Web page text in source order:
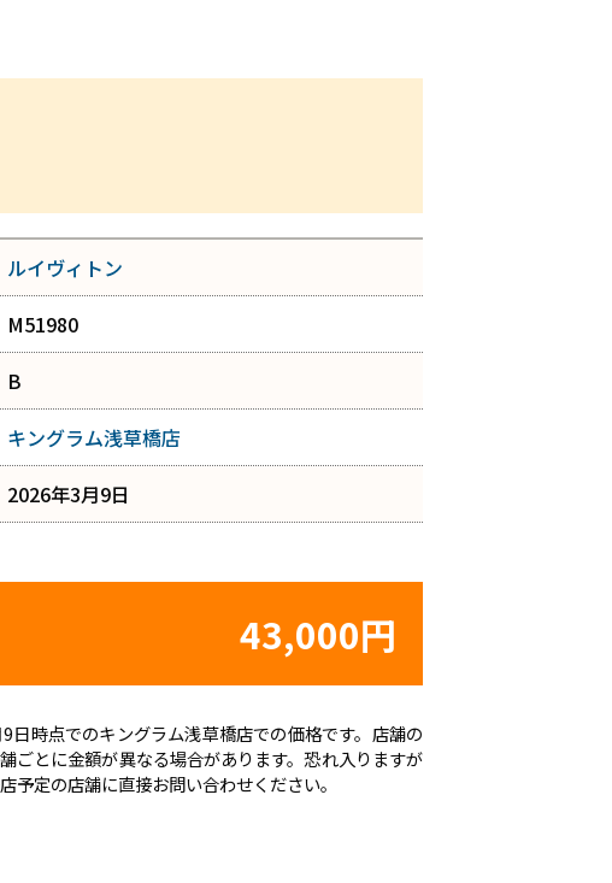
ルイヴィトン
M51980
B
キングラム浅草橋店
2026年3月9日
43,000円
日時点でのキングラム浅草橋店での価格です。店舗の
ごとに金額が異なる場合があります。恐れ入りますが
予定の店舗に直接お問い合わせください。